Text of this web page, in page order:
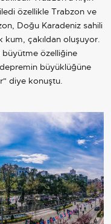
özellikle Trabzon ve
Doğu Karadeniz sahili
kum, çakıldan oluşuyor.
büyütme özelliğine
depremin büyüklüğüne
diye konuştu.